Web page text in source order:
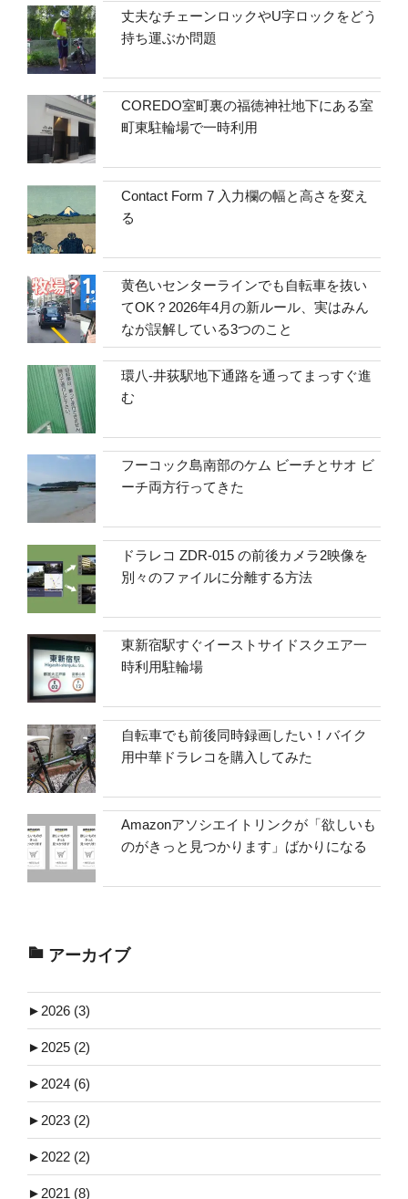
丈夫なチェーンロックやU字ロックをどう
持ち運ぶか問題
COREDO室町裏の福徳神社地下にある室
町東駐輪場で一時利用
Contact Form 7 入力欄の幅と高さを変え
る
黄色いセンターラインでも自転車を抜い
てOK？2026年4月の新ルール、実はみん
なが誤解している3つのこと
環八-井荻駅地下通路を通ってまっすぐ進
む
フーコック島南部のケム ビーチとサオ ビ
ーチ両方行ってきた
ドラレコ ZDR-015 の前後カメラ2映像を
別々のファイルに分離する方法
東新宿駅すぐイーストサイドスクエア一
時利用駐輪場
自転車でも前後同時録画したい！バイク
用中華ドラレコを購入してみた
Amazonアソシエイトリンクが「欲しいも
のがきっと見つかります」ばかりになる
アーカイブ
► 2026 (3)
► 2025 (2)
► 2024 (6)
► 2023 (2)
► 2022 (2)
► 2021 (8)